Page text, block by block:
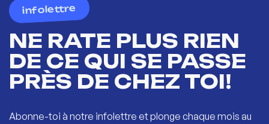
infolettre
NE RATE PLUS RIEN
DE CE QUI SE PASSE
PRÈS DE CHEZ TOI!
Abonne-toi à notre infolettre et plonge chaque mois au